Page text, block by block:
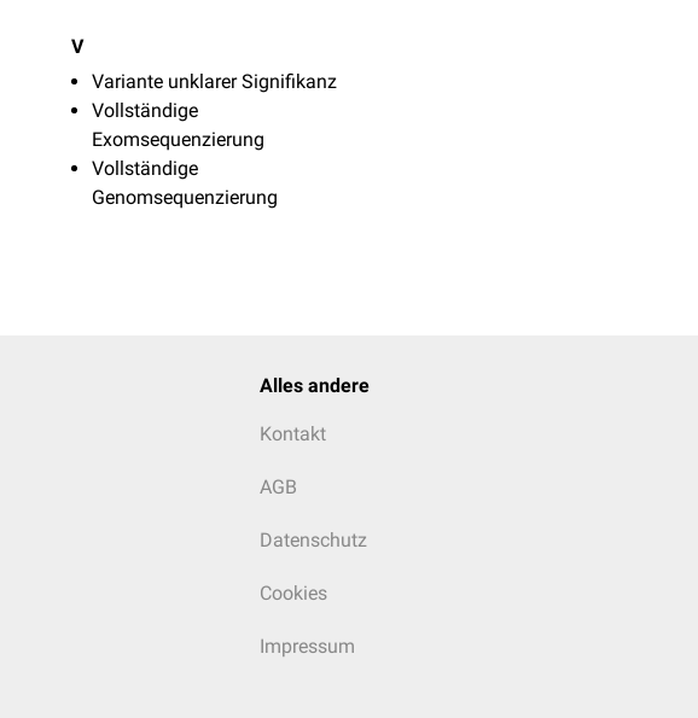
V
Variante unklarer Signifikanz
Vollständige
Exomsequenzierung
Vollständige
Genomsequenzierung
Alles andere
Kontakt
AGB
Datenschutz
Cookies
Impressum